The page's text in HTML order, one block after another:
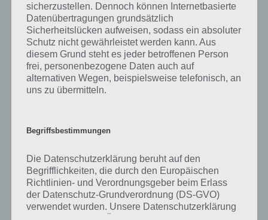
Zu Schlüssel haben wir zunächst keine weiteren Informationen
parat!
Auf WhatsApp teilen Teilen auf Facebook
Mehr Artikel hier auf Touchportal
sicherzustellen. Dennoch können Internetbasierte
Datenübertragungen grundsätzlich
Sicherheitslücken aufweisen, sodass ein absoluter
Schutz nicht gewährleistet werden kann. Aus
diesem Grund steht es jeder betroffenen Person
frei, personenbezogene Daten auch auf
alternativen Wegen, beispielsweise telefonisch, an
uns zu übermitteln.
Begriffsbestimmungen
Die Datenschutzerklärung beruht auf den
Begrifflichkeiten, die durch den Europäischen
Richtlinien- und Verordnungsgeber beim Erlass
der Datenschutz-Grundverordnung (DS-GVO)
verwendet wurden. Unsere Datenschutzerklärung